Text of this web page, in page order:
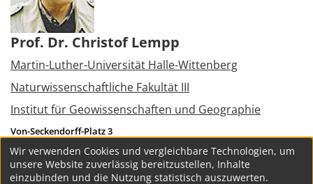
Prof. Dr. Christof Lempp
Martin-Luther-Universität Halle-Wittenberg
Naturwissenschaftliche Fakultät III
Institut für Geowissenschaften und Geographie
Von-Seckendorff-Platz 3
06120
Halle (Saale)
Tel.:
+49 345 5526090
christof.lempp@geo.uni-halle.de
Wir verwenden Cookies und vergleichbare Technologien, um
unsere Website zuverlässig bereitzustellen, Inhalte
einzubinden und die Nutzung statistisch auszuwerten.